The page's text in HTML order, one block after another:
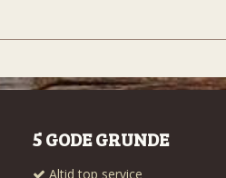
5 GODE GRUNDE
Altid top service